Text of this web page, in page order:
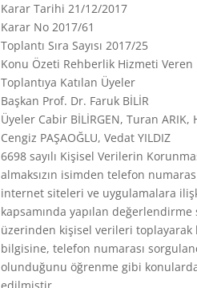
Karar Tarihi 21/12/2017
Karar No 2017/61
Toplantı Sıra Sayısı 2017/25
Konu Özeti Rehberlik Hizmeti
Toplantıya Katılan Üyeler
Başkan Prof. Dr. Faruk BİLİR
Üyeler Cabir BİLİRGEN, Turan ARIK,
Cengiz PAŞAOĞLU, Vedat YILDIZ
6698 sayılı Kişisel Verilerin
almaksızın isimden telefon
internet siteleri ve uygulamalara
kapsamında yapılan
üzerinden kişisel verileri toplayarak
bilgisine, telefon numarası
olunduğunu öğrenme gibi